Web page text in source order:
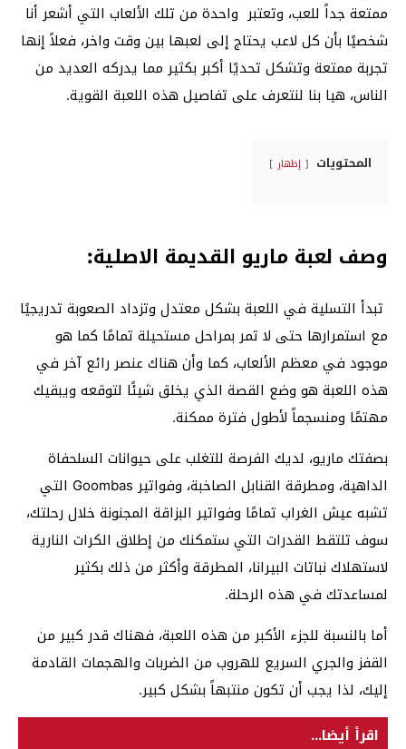
ممتعة جداً للعب، وتعتبر واحدة من تلك الألعاب التي أشعر أنا
شخصيًا بأن كل لاعب يحتاج إلى لعبها بين وقت واخر، فعلاً إنها
تجربة ممتعة وتشكل تحديًا أكبر بكثير مما يدركه العديد من
الناس، هيا بنا لنتعرف على تفاصيل هذه اللعبة القوية.
المحتويات إظهار
وصف لعبة ماريو القديمة الاصلية:
تبدأ التسلية في اللعبة بشكل معتدل وتزداد الصعوبة تدريجيًا
مع استمرارها حتى لا تمر بمراحل مستحيلة تمامًا كما هو
موجود في معظم الألعاب، كما وأن هناك عنصر رائع آخر في
هذه اللعبة هو وضع القصة الذي يخلق شيئًا لتوقعه ويبقيك
مهتمًا ومنسجماً لأطول فترة ممكنة.
بصفتك ماريو، لديك الفرصة للتغلب على حيوانات السلحفاة
الداهية، ومطرقة القنابل الصاخبة، وفواتير Goombas التي
تشبه عيش الغراب تمامًا وفواتير البزاقة المجنونة خلال رحلتك،
سوف تلتقط القدرات التي ستمكنك من إطلاق الكرات النارية
لاستهلاك نباتات البيرانا، المطرقة وأكثر من ذلك بكثير
لمساعدتك في هذه الرحلة.
أما بالنسبة للجزء الأكبر من هذه اللعبة، فهناك قدر كبير من
القفز والجري السريع للهروب من الضربات والهجمات القادمة
إليك، لذا يجب أن تكون منتبهاً بشكل كبير.
اقرأ أيضا...